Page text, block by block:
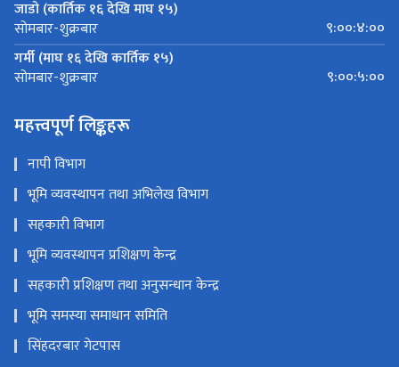
जाडो (कार्तिक १६ देखि माघ १५)
सोमबार-शुक्रबार
९:००:४:००
गर्मी (माघ १६ देखि कार्तिक १५)
सोमबार-शुक्रबार ९:००:५:००
महत्त्वपूर्ण लिङ्कहरू
नापी विभाग
भूमि व्यवस्थापन तथा अभिलेख विभाग
सहकारी विभाग
भूमि व्यवस्थापन प्रशिक्षण केन्द्र
सहकारी प्रशिक्षण तथा अनुसन्धान केन्द्र
भूमि समस्या समाधान समिति
सिंहदरबार गेटपास